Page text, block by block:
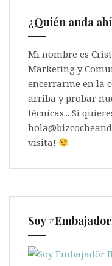
¿Quién anda
Mi nombre es
Marketing y
encerrarme en la
arriba y probar
técnicas... Si
visita!
Soy